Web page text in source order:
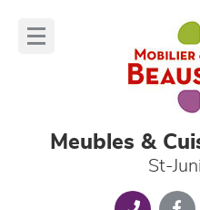
Meubles &
St-